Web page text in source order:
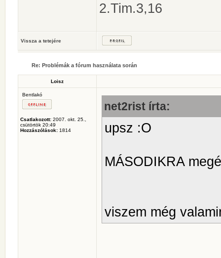
2.Tim.3,16
Vissza a tetejére
Re: Problémák a fórum használata során
Loisz
Bentlakó
Csatlakozott: 2007. okt. 25.,
csütörtök 20:49
Hozzászólások: 1814
net2rist írta:
upsz :O
MÁSODIKRA
viszem még